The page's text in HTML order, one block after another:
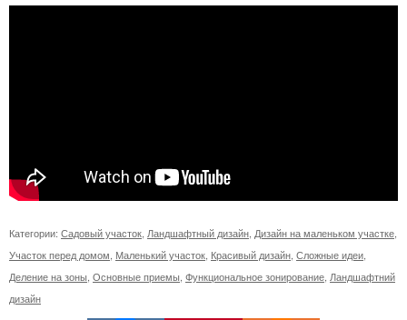
Категории: Садовый участок Ландшафтный дизайн Дизайн на маленьком участке
Участок перед домом Маленький участок Красивый дизайн Сложные идеи
Деление на зоны Основные приемы Функциональное зонирование Ландшафтний
дизайн